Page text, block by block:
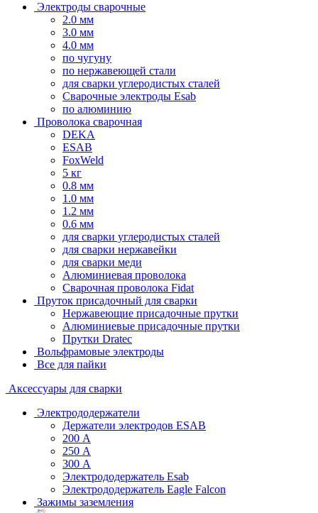
Электроды сварочные
2.0 мм
3.0 мм
4.0 мм
по чугуну
по нержавеющей стали
для сварки углеродистых сталей
Сварочные электроды Esab
по алюминию
Проволока сварочная
DEKA
ESAB
FoxWeld
5 кг
0.8 мм
1.0 мм
1.2 мм
0.6 мм
для сварки углеродистых сталей
для сварки нержавейки
для сварки меди
Алюминиевая проволока
Сварочная проволока Fidat
Пруток присадочный для сварки
Нержавеющие присадочные прутки
Алюминиевые присадочные прутки
Прутки Dratec
Вольфрамовые электроды
Все для пайки
Аксессуары для сварки
Электрододержатели
Держатели электродов ESAB
200 А
250 А
300 А
Электрододержатель Esab
Электрододержатель Eagle Falcon
Зажимы заземления